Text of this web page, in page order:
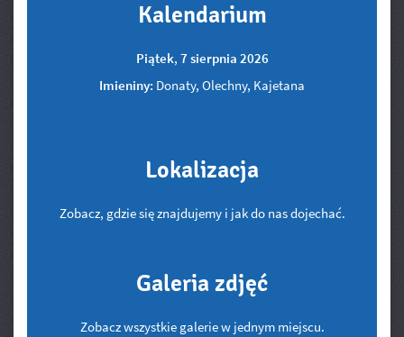
Kalendarium
Piątek, 7 sierpnia 2026
Imieniny: Donaty, Olechny, Kajetana
Lokalizacja
Zobacz, gdzie się znajdujemy i jak do nas dojechać.
Galeria zdjęć
Zobacz wszystkie galerie w jednym miejscu.